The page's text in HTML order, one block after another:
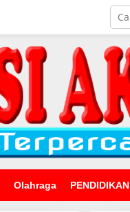
Olahraga PENDIDIKAN